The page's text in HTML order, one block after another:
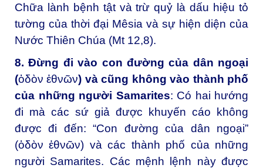
Chữa lành bệnh tật và trừ quỷ là dấu hiệu tỏ
tường của thời đại Mêsia và sự hiện diện của
Nước Thiên Chúa (Mt 12,8).
8. Đừng đi vào con đường của dân ngoại
(ὁδὸν ἐθνῶν) và cũng không vào thành phố
của những người Samarites: Có hai hướng
đi mà các sứ giả được khuyến cáo không
được đi đến: “Con đường của dân ngoại”
(ὁδὸν ἐθνῶν) và các thành phố của những
người Samarites. Các mệnh lệnh này được